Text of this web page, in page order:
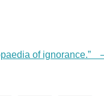
of ignorance.”